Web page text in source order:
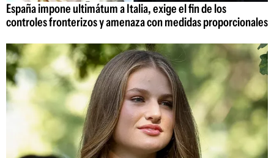
España impone ultimátum a Italia, exige el fin de los
controles fronterizos y amenaza con medidas proporcionales